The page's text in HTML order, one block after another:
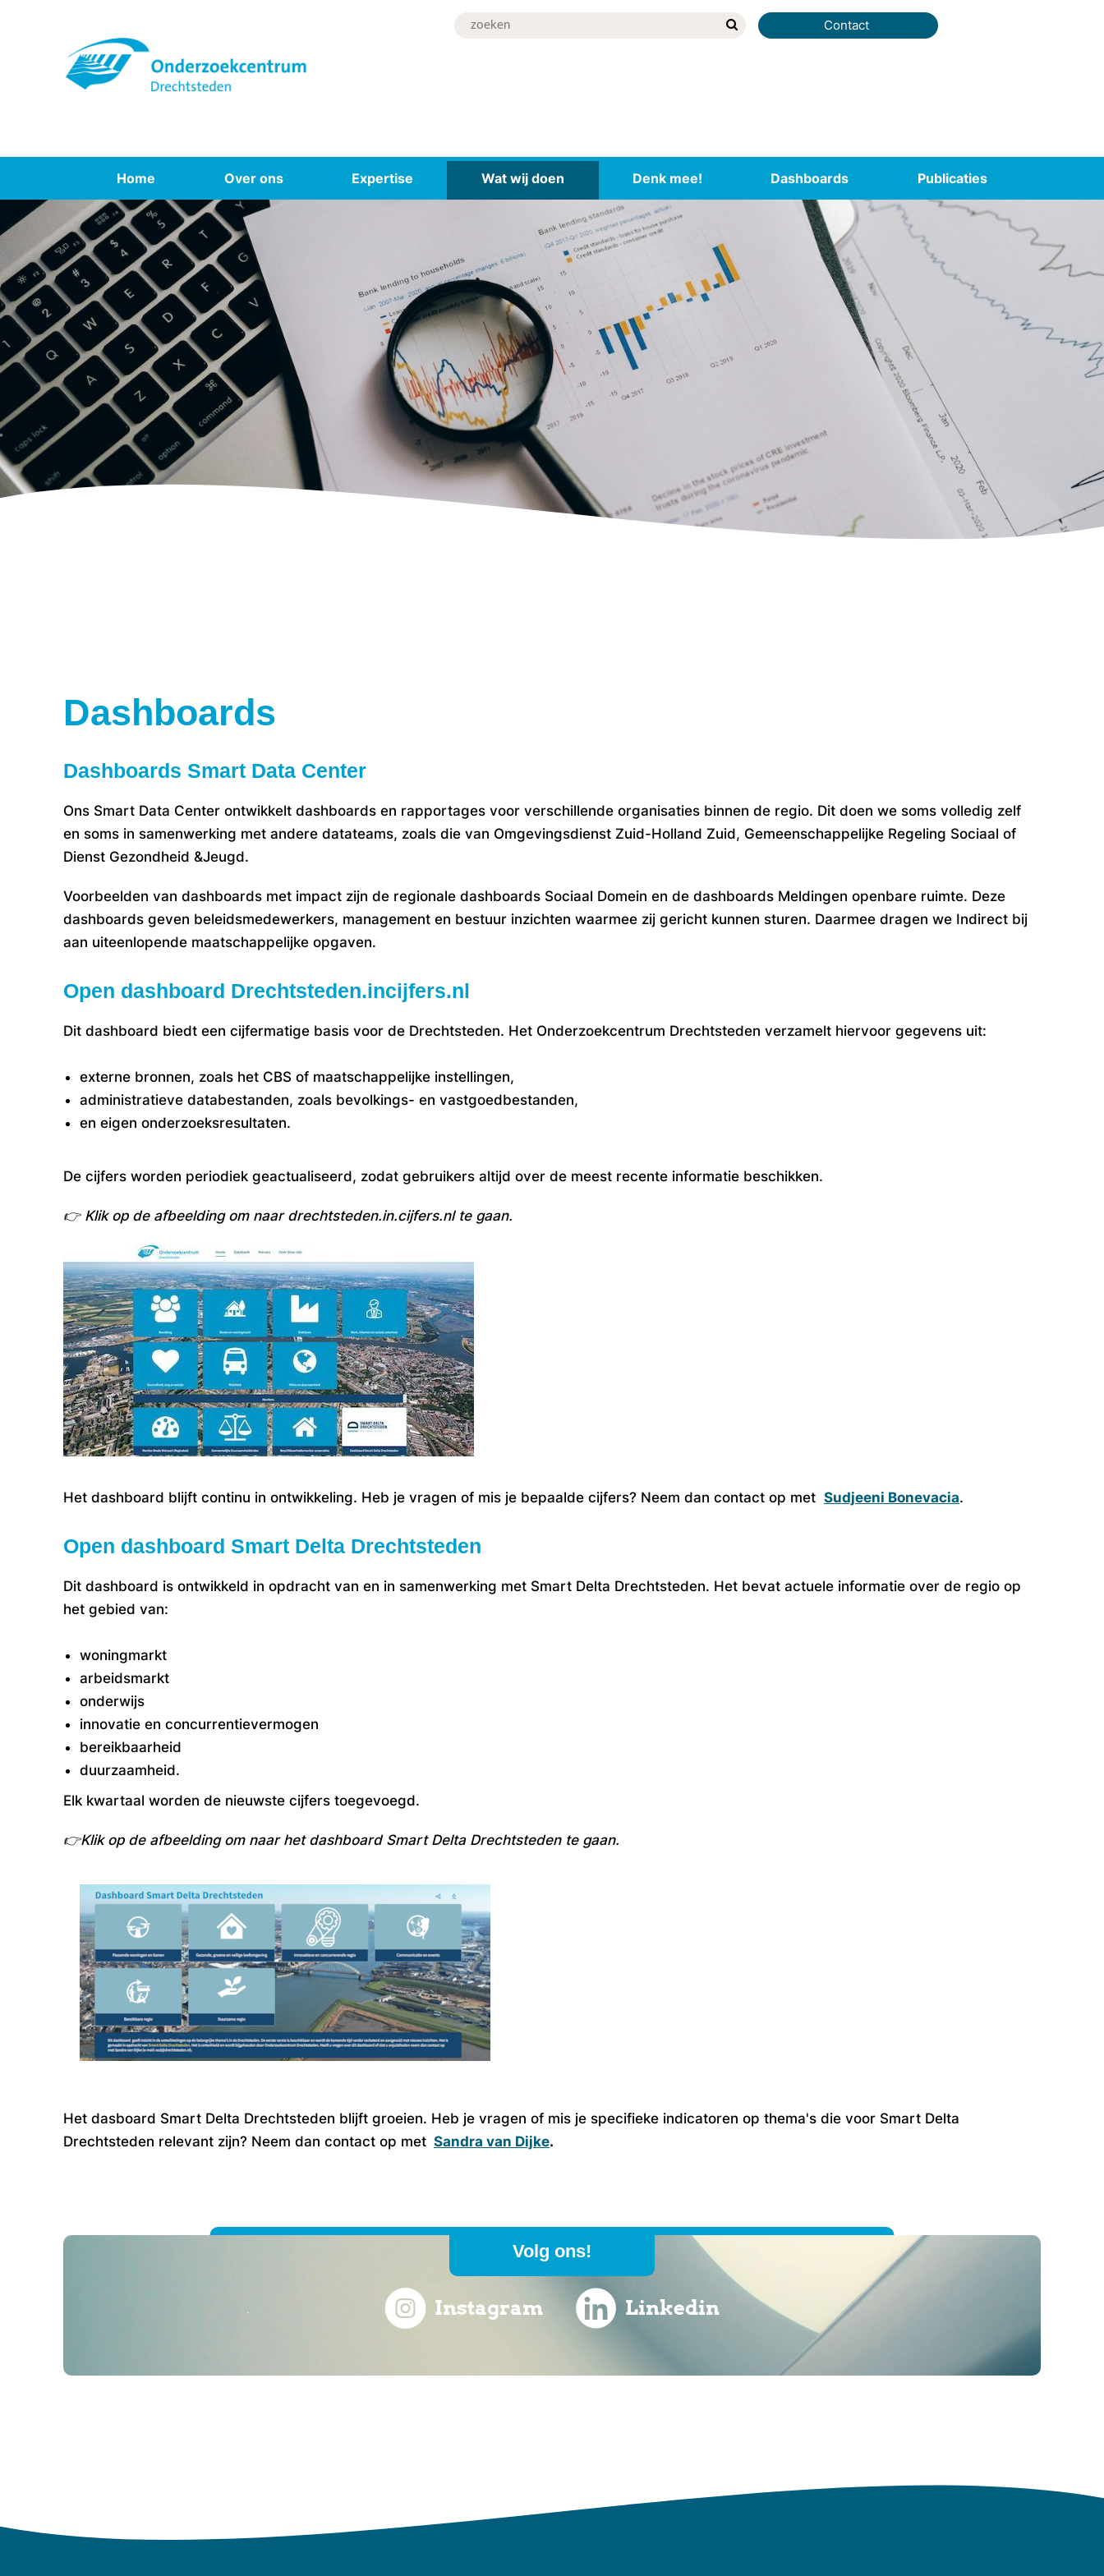
Contact
Home Over ons Expertise Wat wij doen Denk mee! Dashboards Publicaties
Dashboards
Dashboards Smart Data Center
Ons Smart Data Center ontwikkelt dashboards en rapportages voor verschillende organisaties binnen de regio. Dit doen we soms volledig zelf
en soms in samenwerking met andere datateams, zoals die van Omgevingsdienst Zuid-Holland Zuid, Gemeenschappelijke Regeling Sociaal of
Dienst Gezondheid &Jeugd.
Voorbeelden van dashboards met impact zijn de regionale dashboards Sociaal Domein en de dashboards Meldingen openbare ruimte. Deze
dashboards geven beleidsmedewerkers, management en bestuur inzichten waarmee zij gericht kunnen sturen. Daarmee dragen we Indirect bij
aan uiteenlopende maatschappelijke opgaven.
Open dashboard Drechtsteden.incijfers.nl
Dit dashboard biedt een cijfermatige basis voor de Drechtsteden. Het Onderzoekcentrum Drechtsteden verzamelt hiervoor gegevens uit:
externe bronnen, zoals het CBS of maatschappelijke instellingen,
administratieve databestanden, zoals bevolkings- en vastgoedbestanden,
en eigen onderzoeksresultaten.
De cijfers worden periodiek geactualiseerd, zodat gebruikers altijd over de meest recente informatie beschikken.
👉 Klik op de afbeelding om naar drechtsteden.in.cijfers.nl te gaan.
Het dashboard blijft continu in ontwikkeling. Heb je vragen of mis je bepaalde cijfers? Neem dan contact op met Sudjeeni Bonevacia.
Open dashboard Smart Delta Drechtsteden
Dit dashboard is ontwikkeld in opdracht van en in samenwerking met Smart Delta Drechtsteden. Het bevat actuele informatie over de regio op
het gebied van:
woningmarkt
arbeidsmarkt
onderwijs
innovatie en concurrentievermogen
bereikbaarheid
duurzaamheid.
Elk kwartaal worden de nieuwste cijfers toegevoegd.
👉Klik op de afbeelding om naar het dashboard Smart Delta Drechtsteden te gaan.
Het dasboard Smart Delta Drechtsteden blijft groeien. Heb je vragen of mis je specifieke indicatoren op thema's die voor Smart Delta
Drechtsteden relevant zijn? Neem dan contact op met Sandra van Dijke.
Volg ons!
Instagram Linkedin